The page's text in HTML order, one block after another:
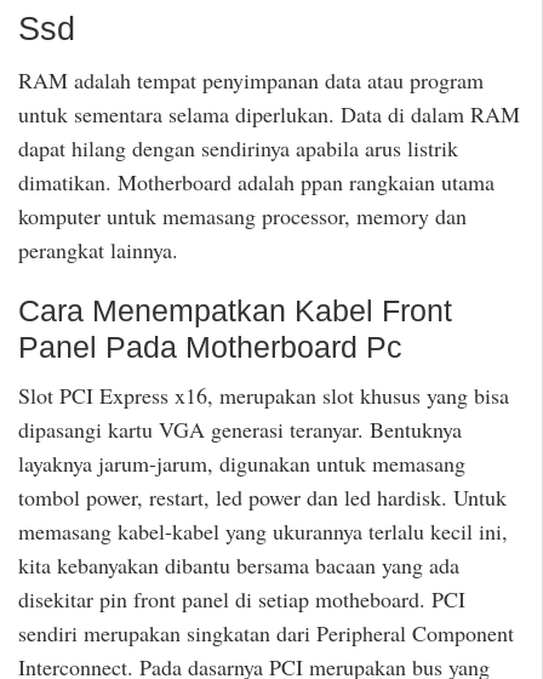
Ssd
RAM adalah tempat penyimpanan data atau program
untuk sementara selama diperlukan. Data di dalam RAM
dapat hilang dengan sendirinya apabila arus listrik
dimatikan. Motherboard adalah ppan rangkaian utama
komputer untuk memasang processor, memory dan
perangkat lainnya.
Cara Menempatkan Kabel Front
Panel Pada Motherboard Pc
Slot PCI Express x16, merupakan slot khusus yang bisa
dipasangi kartu VGA generasi teranyar. Bentuknya
layaknya jarum-jarum, digunakan untuk memasang
tombol power, restart, led power dan led hardisk. Untuk
memasang kabel-kabel yang ukurannya terlalu kecil ini,
kita kebanyakan dibantu bersama bacaan yang ada
disekitar pin front panel di setiap motheboard. PCI
sendiri merupakan singkatan dari Peripheral Component
Interconnect. Pada dasarnya PCI merupakan bus yang